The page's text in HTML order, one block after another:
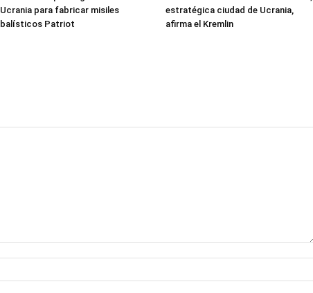
Ucrania para fabricar misiles
balísticos Patriot
estratégica ciudad de Ucrania,
afirma el Kremlin